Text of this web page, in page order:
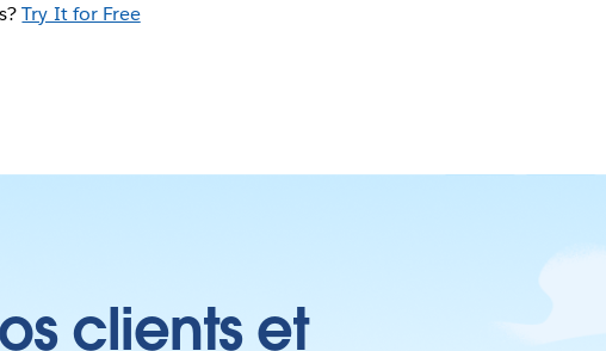
Try It for Free
clients et